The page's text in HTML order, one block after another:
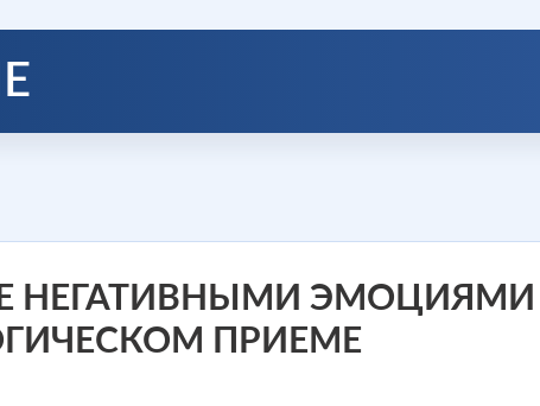
НЕГАТИВНЫМИ
ПРИЕМЕ